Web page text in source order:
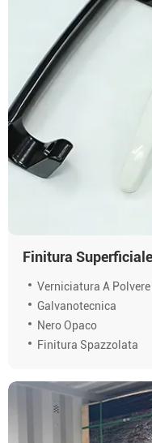
Finitura Superficiale
Verniciatura A Polvere
Galvanotecnica
Nero Opaco
Finitura Spazzolata